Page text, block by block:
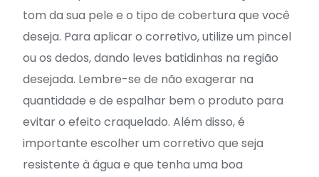
tom da sua pele e o tipo de cobertura que você
deseja. Para aplicar o corretivo, utilize um pincel
ou os dedos, dando leves batidinhas na região
desejada. Lembre-se de não exagerar na
quantidade e de espalhar bem o produto para
evitar o efeito craquelado. Além disso, é
importante escolher um corretivo que seja
resistente à água e que tenha uma boa